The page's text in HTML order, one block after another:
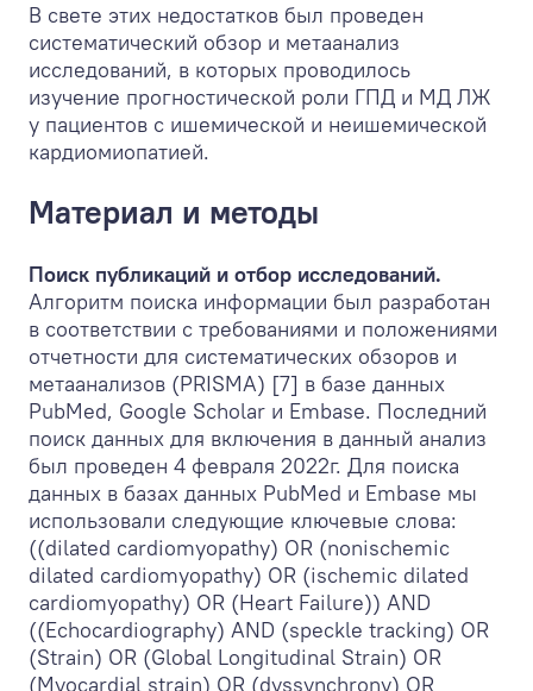
В свете этих недостатков был проведен
систематический обзор и метаанализ
исследований, в которых проводилось
изучение прогностической роли ГПД и МД ЛЖ
у пациентов с ишемической и неишемической
кардиомиопатией.
Материал и методы
Поиск публикаций и отбор исследований.
Алгоритм поиска информации был разработан
в соответствии с требованиями и положениями
отчетности для систематических обзоров и
метаанализов (PRISMA) [7] в базе данных
PubMed, Google Scholar и Embase. Последний
поиск данных для включения в данный анализ
был проведен 4 февраля 2022г. Для поиска
данных в базах данных PubMed и Embase мы
использовали следующие ключевые слова:
((dilated cardiomyopathy) OR (nonischemic
dilated cardiomyopathy) OR (ischemic dilated
cardiomyopathy) OR (Heart Failure)) AND
((Echocardiography) AND (speckle tracking) OR
(Strain) OR (Global Longitudinal Strain) OR
(Myocardial strain) OR (dyssynchrony) OR